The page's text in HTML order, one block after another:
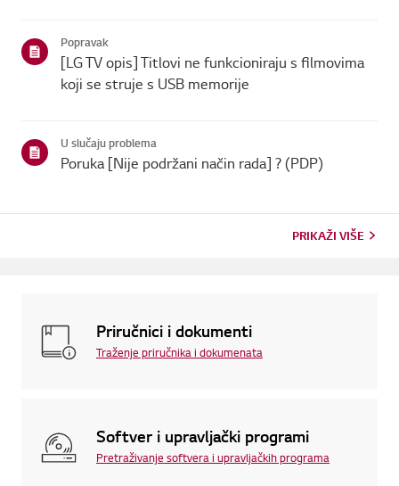
Popravak
[LG TV opis] Titlovi ne funkcioniraju s filmovima
koji se struje s USB memorije
U slučaju problema
Poruka [Nije podržani način rada] ? (PDP)
PRIKAŽI VIŠE
Priručnici i dokumenti
Traženje priručnika i dokumenata
Softver i upravljački programi
Pretraživanje softvera i upravljačkih programa